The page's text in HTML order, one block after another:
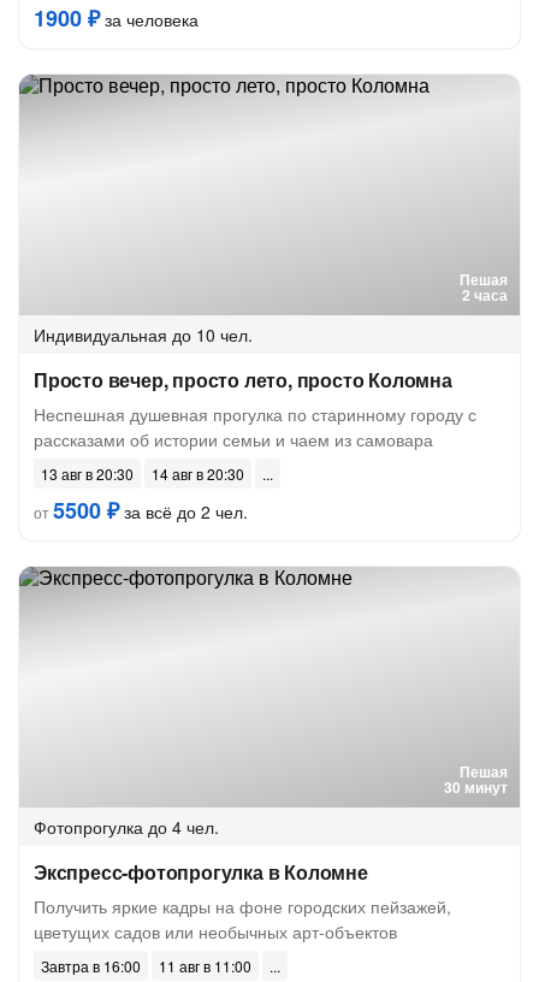
1900 ₽за человека
Пешая
2 часа
Индивидуальная до 10 чел.
Просто вечер, просто лето, просто Коломна
Неспешная душевная прогулка по старинному городу с
рассказами об истории семьи и чаем из самовара
13 авг в 20:30
14 авг в 20:30
от5500 ₽за всё до 2 чел.
Пешая
30 минут
Фотопрогулка до 4 чел.
Экспресс-фотопрогулка в Коломне
Получить яркие кадры на фоне городских пейзажей,
цветущих садов или необычных арт‑объектов
Завтра в 16:00
11 авг в 11:00